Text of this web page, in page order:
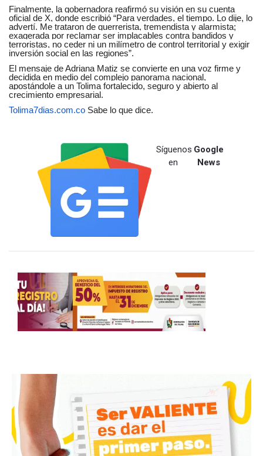
Finalmente, la gobernadora reafirmó su visión en su cuenta
oficial de X, donde escribió “Para verdades, el tiempo. Lo dije, lo
advertí. Me trataron de guerrerista, tremendista y alarmista;
exagerada por reclamar ser implacables contra bandidos y
terroristas, no ceder ni un milímetro de control territorial y exigir
inversión social en las regiones”.
El mensaje de Adriana Matiz se convierte en una voz firme y
decidida en medio del complejo panorama nacional,
apostándole a un Tolima fortalecido, seguro y abierto al
crecimiento empresarial.
Tolima7dias.com.co Sabe lo que dice.
Síguenos
en
Google
News